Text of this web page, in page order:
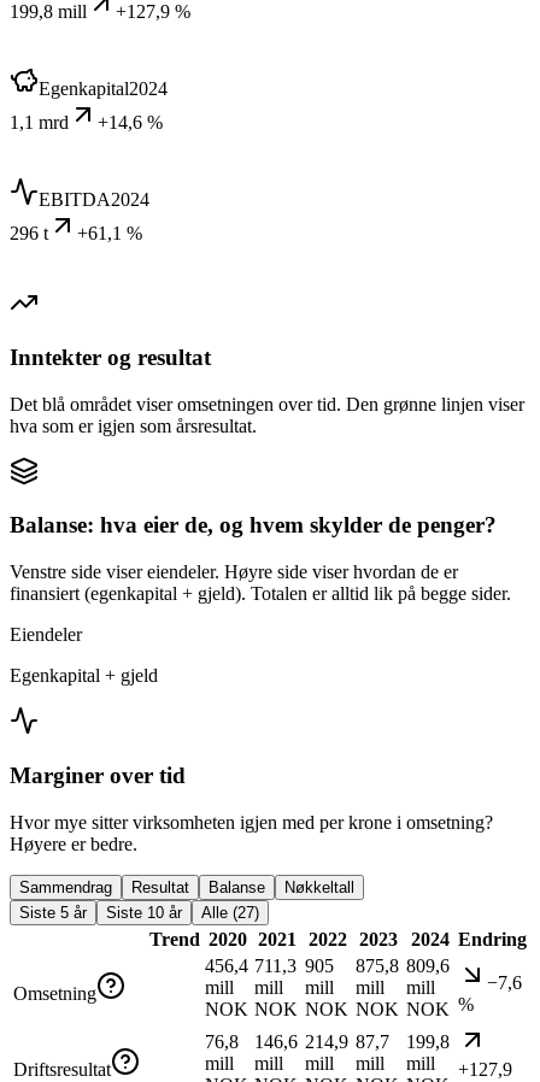
199,8 mill
+127,9 %
Egenkapital2024
1,1 mrd
+14,6 %
EBITDA2024
296 t
+61,1 %
Inntekter og resultat
Det blå området viser omsetningen over tid. Den grønne linjen viser
hva som er igjen som årsresultat.
Balanse: hva eier de, og hvem skylder de penger?
Venstre side viser eiendeler. Høyre side viser hvordan de er
finansiert (egenkapital + gjeld). Totalen er alltid lik på begge sider.
Eiendeler
Egenkapital + gjeld
Marginer over tid
Hvor mye sitter virksomheten igjen med per krone i omsetning?
Høyere er bedre.
Sammendrag Resultat Balanse
Nøkkeltall
Siste 5 år
Siste 10 år Alle (27)
Trend 2020 2021 2022 2023 2024 Endring
Omsetning
456,4
mill
NOK
711,3
mill
NOK
905
mill
NOK
875,8
mill
NOK
809,6
mill
NOK
−7,6
%
Driftsresultat
76,8
mill
146,6
mill
214,9
mill
87,7
mill
199,8
mill
+127,9